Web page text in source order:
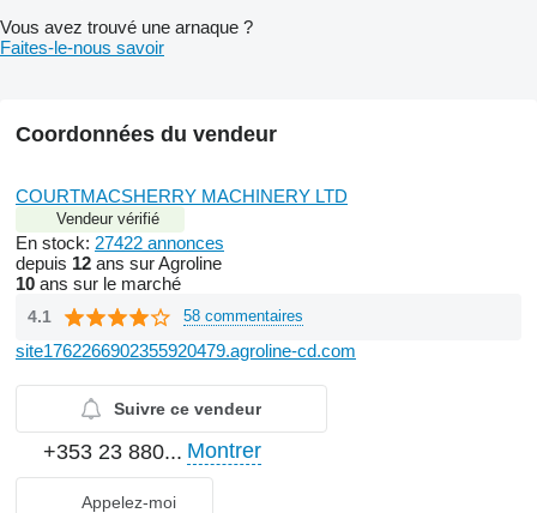
Vous avez trouvé une arnaque ?
Faites-le-nous savoir
Coordonnées du vendeur
COURTMACSHERRY MACHINERY LTD
Vendeur vérifié
En stock: 27422 annonces
depuis 12 ans sur Agroline
10 ans sur le marché
4.1 58 commentaires
site1762266902355920479.agroline-cd.com
Suivre ce vendeur
+353 23 880... Montrer
Appelez-moi